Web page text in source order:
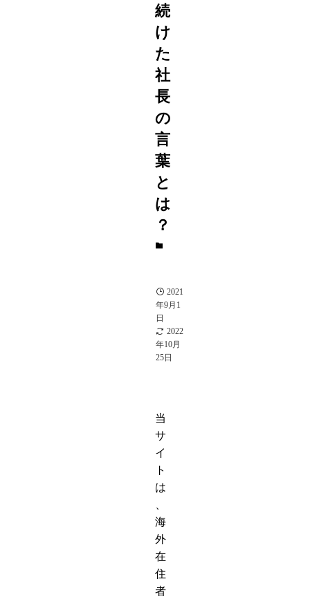
続
け
た
社
長
の
言
葉
と
は
？
2021
年9月1
日
2022
年10月
25日
当
サ
イ
ト
は
海
外
在
住
者